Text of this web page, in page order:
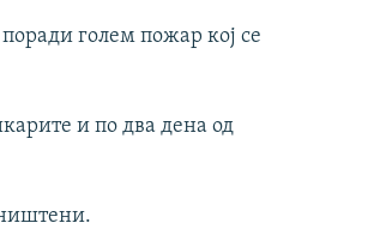
голем пожар кој се
и по два дена од